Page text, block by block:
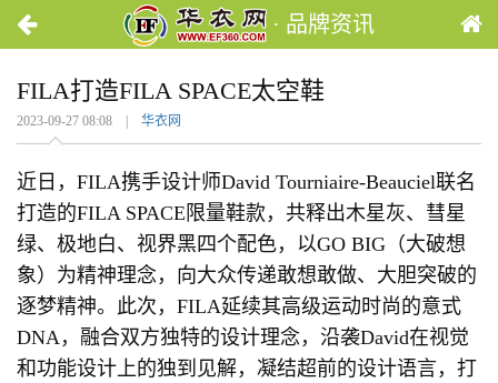
· 品牌资讯
FILA打造FILA SPACE太空鞋
2023-09-27 08:08 | 华衣网
近日，FILA携手设计师David Tourniaire-Beauciel联名
打造的FILA SPACE限量鞋款，共释出木星灰、彗星
绿、极地白、视界黑四个配色，以GO BIG（大破想
象）为精神理念，向大众传递敢想敢做、大胆突破的
逐梦精神。此次，FILA延续其高级运动时尚的意式
DNA，融合双方独特的设计理念，沿袭David在视觉
和功能设计上的独到见解，凝结超前的设计语言，打